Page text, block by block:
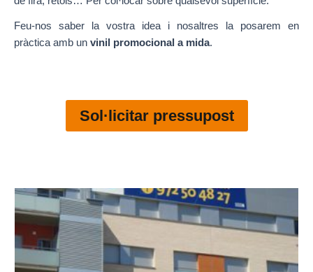
Feu-nos saber la vostra idea i nosaltres la posarem en
pràctica amb un vinil promocional a mida.
Sol·licitar pressupost